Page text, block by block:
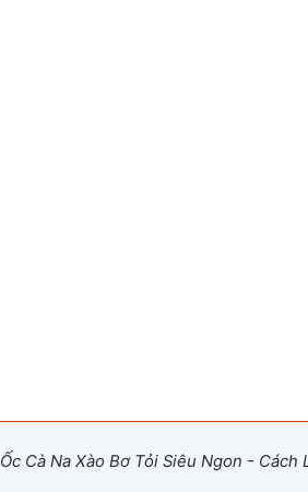
Ốc Cà Na Xào Bơ Tỏi Siêu Ngon - Cách